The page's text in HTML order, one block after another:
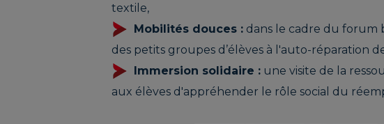
textile,
Mobilités douces : dans le cadre du forum
des petits groupes d’élèves à l'auto-réparation
Immersion solidaire : une visite de la
aux élèves d'appréhender le rôle social du